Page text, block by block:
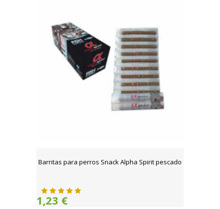
Barritas para perros Snack Alpha Spirit pescado
1,23 €